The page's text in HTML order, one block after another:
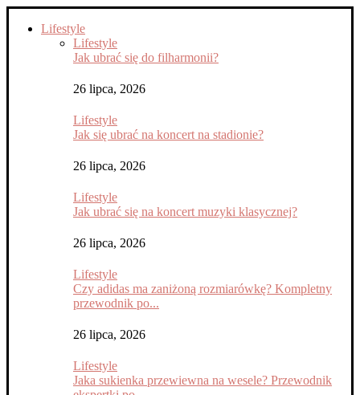
Lifestyle
Lifestyle
Jak ubrać się do filharmonii?
26 lipca, 2026
Lifestyle
Jak się ubrać na koncert na stadionie?
26 lipca, 2026
Lifestyle
Jak ubrać się na koncert muzyki klasycznej?
26 lipca, 2026
Lifestyle
Czy adidas ma zaniżoną rozmiarówkę? Kompletny
przewodnik po...
26 lipca, 2026
Lifestyle
Jaka sukienka przewiewna na wesele? Przewodnik